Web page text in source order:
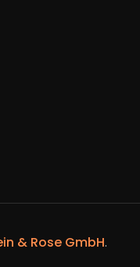
& Rose GmbH.